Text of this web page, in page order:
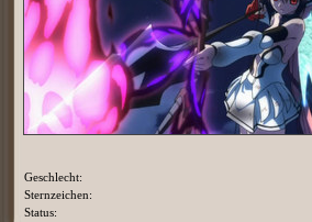
Geschlecht:
Sternzeichen:
Status: